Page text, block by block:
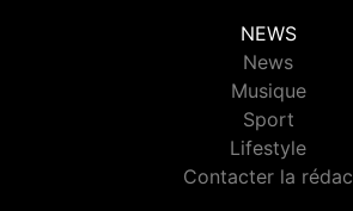
NEWS
News
Musique
Sport
Lifestyle
Contacter la rédac